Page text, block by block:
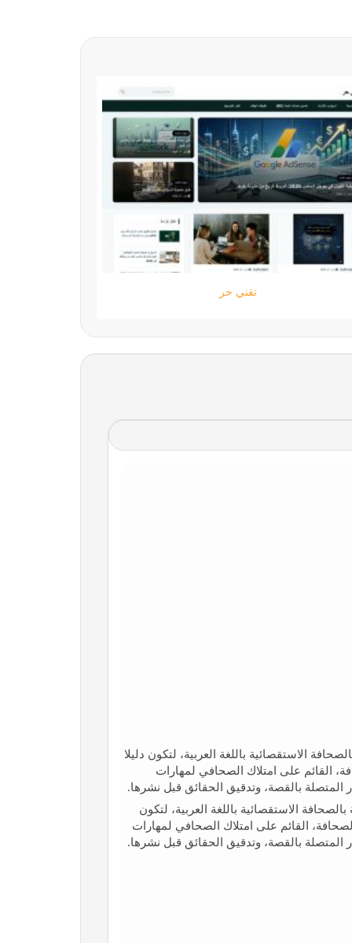
ستارتايم
الاستقصائية باللغة العربية، لتكون دليلا
القائم على امتلاك الصحافي لمهارات
بالقصة، وتدقيق الحقائق قبل نشرها.
الاستقصائية باللغة العربية، لتكون
القائم على امتلاك الصحافي لمهارات
بالقصة، وتدقيق الحقائق قبل نشرها.